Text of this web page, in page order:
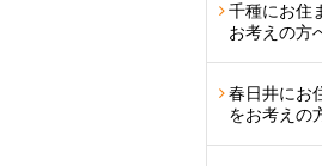
千種にお住
お考えの方
春日井にお
をお考えの